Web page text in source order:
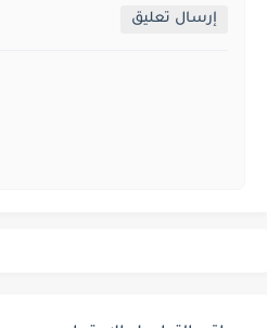
إرسال تعليق